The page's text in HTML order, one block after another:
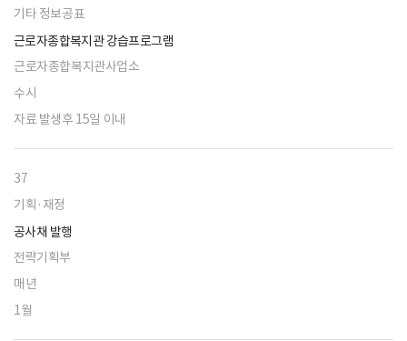
기타 정보공표
근로자종합복지관 강습프로그램
근로자종합복지관사업소
수시
자료 발생후 15일 이내
37
기획·재정
공사채 발행
전략기획부
매년
1월